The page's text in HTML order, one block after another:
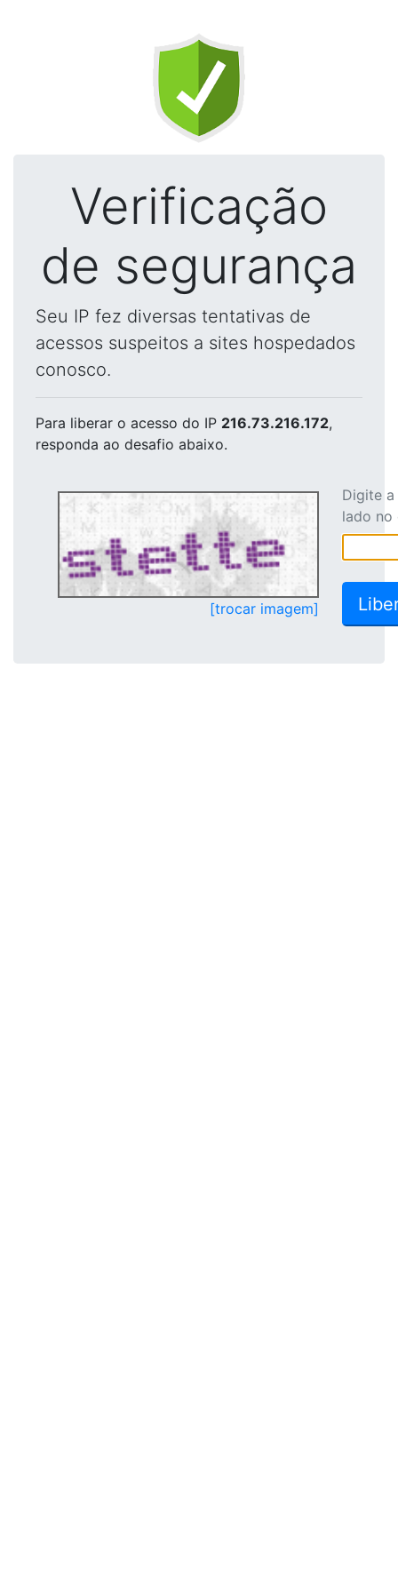
Verificação
de segurança
Seu IP fez diversas tentativas de
acessos suspeitos a sites hospedados
conosco.
Para liberar o acesso do IP 216.73.216.172,
responda ao desafio abaixo.
[trocar imagem]
Digite
lado no